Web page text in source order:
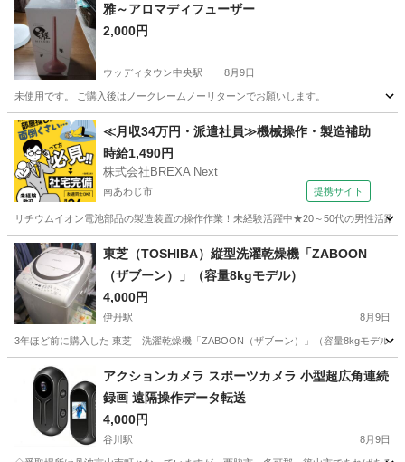
雅～アロマディフューザー
2,000円
ウッディタウン中央駅 8月9日
未使用です。 ご購入後はノークレームノーリターンでお願いします。
兵庫 三木市 ウッディタウン中央駅 季節、空調家電
アロマディフューザー
≪月収34万円・派遣社員≫機械操作・製造補助
時給1,490円
株式会社BREXA Next
南あわじ市 提携サイト
リチウムイオン電池部品の製造装置の操作作業！未経験活躍中★20～50代の男性活
兵庫 南あわじ市 その他
東芝（TOSHIBA）縦型洗濯乾燥機「ZABOON
（ザブーン）」（容量8kgモデル）
4,000円
伊丹駅 8月9日
3年ほど前に購入した 東芝 洗濯乾燥機「ZABOON（ザブーン）」（容量8kgモデル）
兵庫 伊丹駅 生活家電
アクションカメラ スポーツカメラ 小型超広角連続
録画 遠隔操作データ転送
4,000円
谷川駅 8月9日